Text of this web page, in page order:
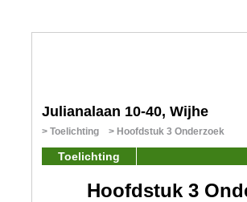
Julianalaan 10-40, Wijhe
Toelichting Hoofdstuk 3 Onderzoek
Toelichting
Hoofdstuk 3